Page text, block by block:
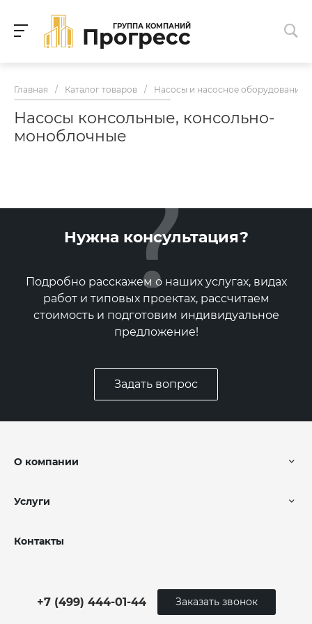
ГРУППА КОМПАНИЙ
Прогресс
Главная / Каталог товаров / Насосы и насосное оборудование
Насосы консольные, консольно-
моноблочные
Нужна консультация?
Подробно расскажем о наших услугах, видах
работ и типовых проектах, рассчитаем
стоимость и подготовим индивидуальное
предложение!
Задать вопрос
О компании
Услуги
Контакты
+7 (499) 444-01-44 Заказать звонок